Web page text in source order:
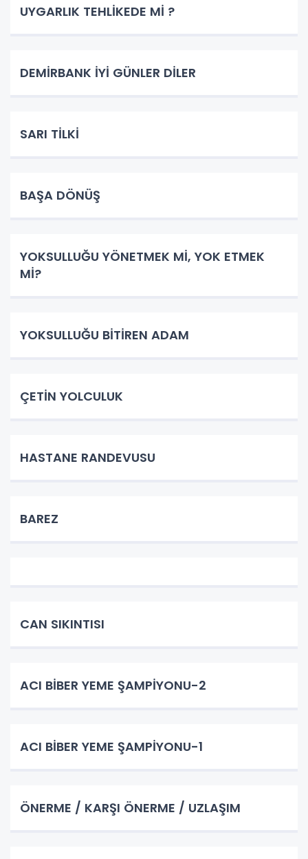
UYGARLIK TEHLİKEDE Mİ ?
DEMİRBANK İYİ GÜNLER DİLER
SARI TİLKİ
BAŞA DÖNÜŞ
YOKSULLUĞU YÖNETMEK Mİ, YOK ETMEK
Mİ?
YOKSULLUĞU BİTİREN ADAM
ÇETİN YOLCULUK
HASTANE RANDEVUSU
BAREZ
CAN SIKINTISI
ACI BİBER YEME ŞAMPİYONU-2
ACI BİBER YEME ŞAMPİYONU-1
ÖNERME / KARŞI ÖNERME / UZLAŞIM